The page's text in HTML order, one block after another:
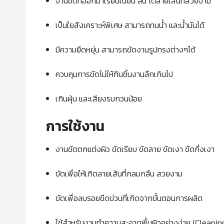
เป็นใยสังเคราะห์พิเศษ สามารถทนน้ำ และน้ำมันได้
มีความยืดหยุ่น สามารถขัดงานรูปทรงต่างๆได้
ควบคุมการขัดไม่ให้กินชิ้นงานลึกเกินไป
เกินฝุ่น และเสียงรบกวนน้อย
การใช้งาน
งานขัดตกแต่งผิว ขัดเรียบ ขัดลาย ขัดเงา ขัดกึ่งเงา
ขัดเพื่อให้เกิดลายเส้นที่กลมกลืน สวยงาม
ขัดเพื่อลบรอยขีดข่วนที่เกิดจากขั้นตอนการผลิต